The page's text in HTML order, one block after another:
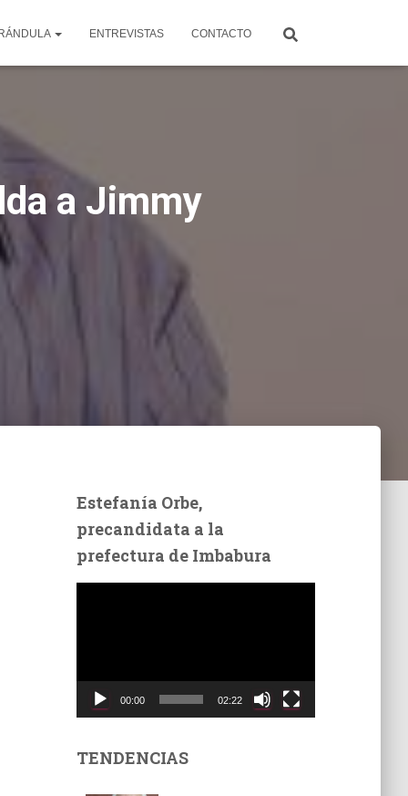
ENTREVISTAS CONTACTO
a Jimmy
Estefanía Orbe,
precandidata a la
prefectura de Imbabura
t
00:00 02:22
TENDENCIAS